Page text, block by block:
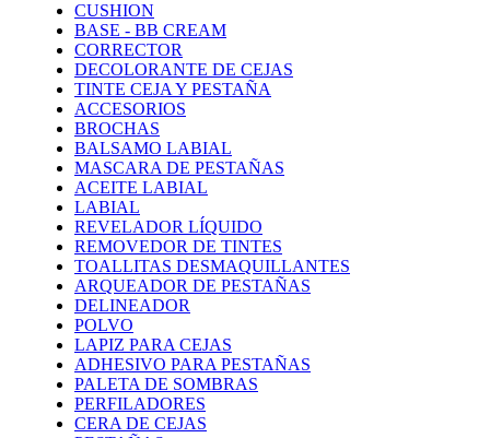
CUSHION
BASE - BB CREAM
CORRECTOR
DECOLORANTE DE CEJAS
TINTE CEJA Y PESTAÑA
ACCESORIOS
BROCHAS
BALSAMO LABIAL
MASCARA DE PESTAÑAS
ACEITE LABIAL
LABIAL
REVELADOR LÍQUIDO
REMOVEDOR DE TINTES
TOALLITAS DESMAQUILLANTES
ARQUEADOR DE PESTAÑAS
DELINEADOR
POLVO
LAPIZ PARA CEJAS
ADHESIVO PARA PESTAÑAS
PALETA DE SOMBRAS
PERFILADORES
CERA DE CEJAS